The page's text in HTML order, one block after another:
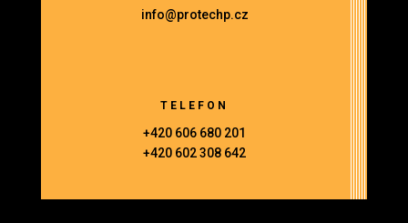
info@protechp.cz
TELEFON
+420 606 680 201
+420 602 308 642